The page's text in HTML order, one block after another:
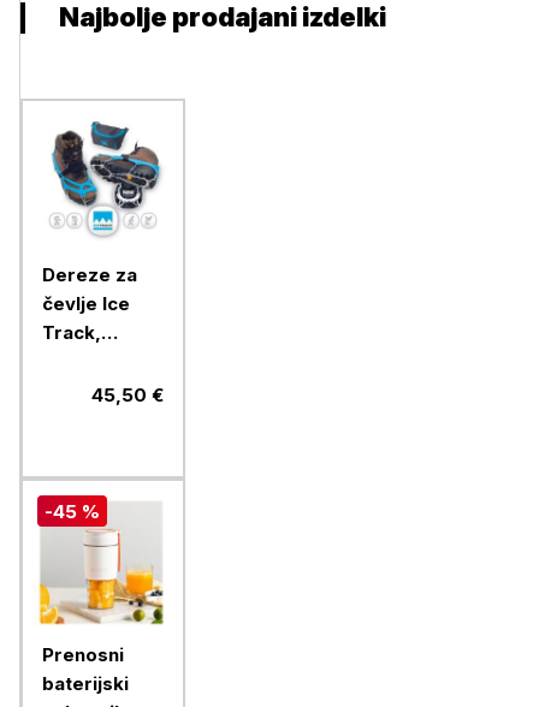
Najbolje prodajani izdelki
Dereze za
čevlje Ice
Track,
(45-48)45,50 €
-45 %
Prenosni
baterijski